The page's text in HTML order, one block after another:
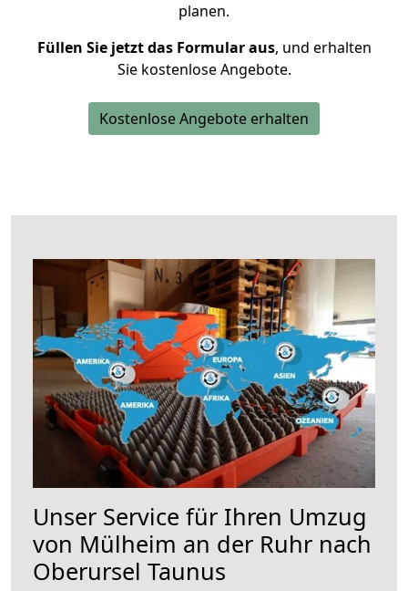
planen.
Füllen Sie jetzt das Formular aus, und erhalten
Sie kostenlose Angebote.
Kostenlose Angebote erhalten
Unser Service für Ihren Umzug
von Mülheim an der Ruhr nach
Oberursel Taunus